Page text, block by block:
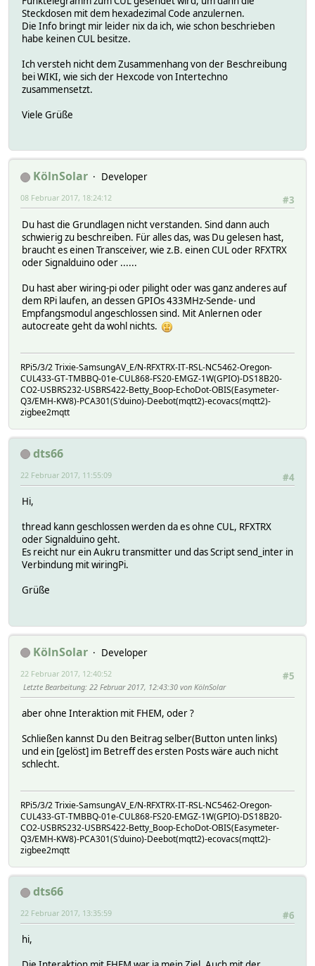
Steckdosen mit dem hexadezimal Code anzulernen.
Die Info bringt mir leider nix da ich, wie schon beschrieben
habe keinen CUL besitze.
Ich versteh nicht dem Zusammenhang von der Beschreibung
bei WIKI, wie sich der Hexcode von Intertechno
zusammensetzt.
Viele Grüße
KölnSolar
Developer
#3
08 Februar 2017, 18:24:12
Du hast die Grundlagen nicht verstanden. Sind dann auch
schwierig zu beschreiben. Für alles das, was Du gelesen hast,
braucht es einen Transceiver, wie z.B. einen CUL oder RFXTRX
oder Signalduino oder ......
Du hast aber wiring-pi oder pilight oder was ganz anderes auf
dem RPi laufen, an dessen GPIOs 433MHz-Sende- und
Empfangsmodul angeschlossen sind. Mit Anlernen oder
autocreate geht da wohl nichts.
RPi5/3/2 Trixie-SamsungAV_E/N-RFXTRX-IT-RSL-NC5462-Oregon-
CUL433-GT-TMBBQ-01e-CUL868-FS20-EMGZ-1W(GPIO)-DS18B20-
CO2-USBRS232-USBRS422-Betty_Boop-EchoDot-OBIS(Easymeter-
Q3/EMH-KW8)-PCA301(S'duino)-Deebot(mqtt2)-ecovacs(mqtt2)-
zigbee2mqtt
dts66
#4
22 Februar 2017, 11:55:09
Hi,
thread kann geschlossen werden da es ohne CUL, RFXTRX
oder Signalduino geht.
Es reicht nur ein Aukru transmitter und das Script send_inter in
Verbindung mit wiringPi.
Grüße
KölnSolar
Developer
#5
22 Februar 2017, 12:40:52
Letzte Bearbeitung: 22 Februar 2017, 12:43:30 von KölnSolar
aber ohne Interaktion mit FHEM, oder ?
Schließen kannst Du den Beitrag selber(Button unten links)
und ein [gelöst] im Betreff des ersten Posts wäre auch nicht
schlecht.
RPi5/3/2 Trixie-SamsungAV_E/N-RFXTRX-IT-RSL-NC5462-Oregon-
CUL433-GT-TMBBQ-01e-CUL868-FS20-EMGZ-1W(GPIO)-DS18B20-
CO2-USBRS232-USBRS422-Betty_Boop-EchoDot-OBIS(Easymeter-
Q3/EMH-KW8)-PCA301(S'duino)-Deebot(mqtt2)-ecovacs(mqtt2)-
zigbee2mqtt
dts66
#6
22 Februar 2017, 13:35:59
hi,